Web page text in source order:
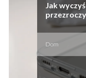
Jak
Dom